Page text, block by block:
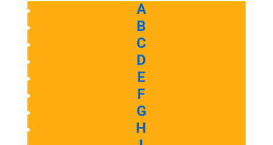
A
B
C
D
E
F
G
H